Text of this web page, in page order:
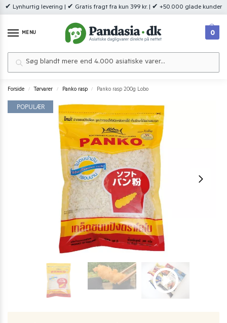
✔ Lynhurtig levering | ✔ Gratis fragt fra kun 399 kr. | ✔ +50.000 glade kunder
MENU 0
Forside / Tørvarer / Panko rasp / Panko rasp 200g Lobo
POPULÆR